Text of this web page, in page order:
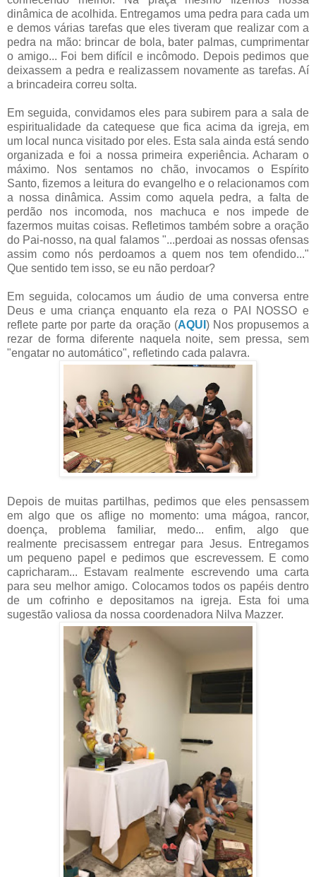
dinâmica de acolhida. Entregamos uma pedra para cada um
e demos várias tarefas que eles tiveram que realizar com a
pedra na mão: brincar de bola, bater palmas, cumprimentar
o amigo... Foi bem difícil e incômodo. Depois pedimos que
deixassem a pedra e realizassem novamente as tarefas. Aí
a brincadeira correu solta.
Em seguida, convidamos eles para subirem para a sala de
espiritualidade da catequese que fica acima da igreja, em
um local nunca visitado por eles. Esta sala ainda está sendo
organizada e foi a nossa primeira experiência. Acharam o
máximo. Nos sentamos no chão, invocamos o Espírito
Santo, fizemos a leitura do evangelho e o relacionamos com
a nossa dinâmica. Assim como aquela pedra, a falta de
perdão nos incomoda, nos machuca e nos impede de
fazermos muitas coisas. Refletimos também sobre a oração
do Pai-nosso, na qual falamos "...perdoai as nossas ofensas
assim como nós perdoamos a quem nos tem ofendido..."
Que sentido tem isso, se eu não perdoar?
Em seguida, colocamos um áudio de uma conversa entre
Deus e uma criança enquanto ela reza o PAI NOSSO e
reflete parte por parte da oração (AQUI ) Nos propusemos a
rezar de forma diferente naquela noite, sem pressa, sem
"engatar no automático", refletindo cada palavra.
Depois de muitas partilhas, pedimos que eles pensassem
em algo que os aflige no momento: uma mágoa, rancor,
doença, problema familiar, medo... enfim, algo que
realmente precisassem entregar para Jesus. Entregamos
um pequeno papel e pedimos que escrevessem. E como
capricharam... Estavam realmente escrevendo uma carta
para seu melhor amigo. Colocamos todos os papéis dentro
de um cofrinho e depositamos na igreja. Esta foi uma
sugestão valiosa da nossa coordenadora Nilva Mazzer.